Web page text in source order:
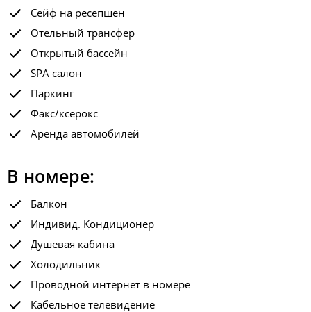
Сейф на ресепшен
Отельный трансфер
Открытый бассейн
SPA салон
Паркинг
Факс/ксерокс
Аренда автомобилей
В номере:
Балкон
Индивид. Кондиционер
Душевая кабина
Холодильник
Проводной интернет в номере
Кабельное телевидение